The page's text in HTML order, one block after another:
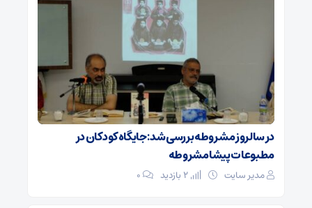
در سالروز مشروطه بررسی شد: جایگاه کودکان در
مطبوعات پیشامشروطه
مدیر سایت ۰